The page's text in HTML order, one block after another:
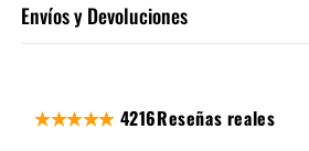
Envíos y Devoluciones
4216Reseñas reales